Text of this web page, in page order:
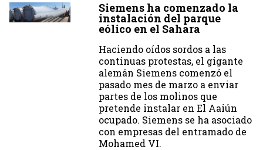
Siemens ha comenzado la
instalación del parque
eólico en el Sahara
Haciendo oídos sordos a las
continuas protestas, el gigante
alemán Siemens comenzó el
pasado mes de marzo a enviar
partes de los molinos que
pretende instalar en El Aaiún
ocupado. Siemens se ha asociado
con empresas del entramado de
Mohamed VI.